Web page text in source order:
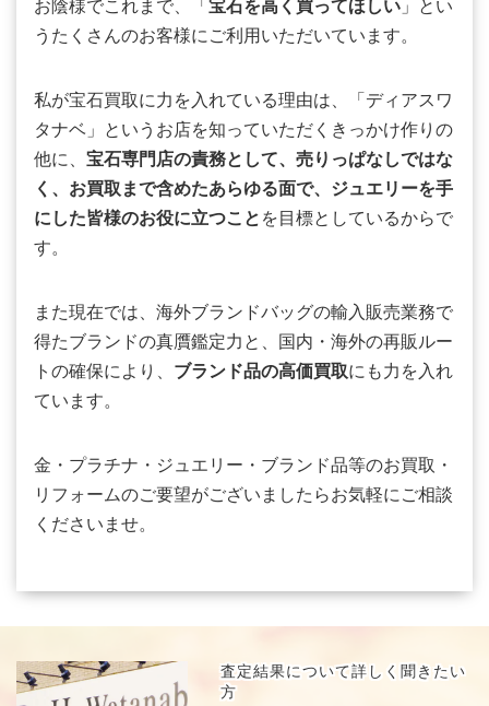
お陰様でこれまで、「 宝石を高く買ってほしい 」とい
うたくさんのお客様にご利用いただいています。
私が宝石買取に力を入れている理由は、「ディアスワ
タナベ」というお店を知っていただくきっかけ作りの
他に、 宝石専門店の責務として、売りっぱなしではな
く、お買取まで含めたあらゆる面で、ジュエリーを手
にした皆様のお役に立つこと を目標としているからで
す。
また現在では、海外ブランドバッグの輸入販売業務で
得たブランドの真贋鑑定力と、国内・海外の再販ルー
トの確保により、 ブランド品の高価買取にも力を入れ
ています。
金・プラチナ・ジュエリー・ブランド品等のお買取・
リフォームのご要望がございましたらお気軽にご相談
くださいませ。
査定結果について詳しく聞きたい
方